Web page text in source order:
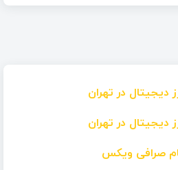
دیجیتال در تهران
دیجیتال در تهران
صرافی ویکس